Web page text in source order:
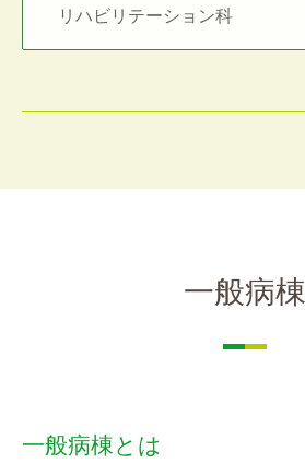
リハビリテーション科
一般病棟
一般病棟とは